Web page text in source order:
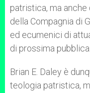
patristica, ma
della Compagnia di
ed ecumenici di
di prossima
Brian E. Daley è
teologia patristica,